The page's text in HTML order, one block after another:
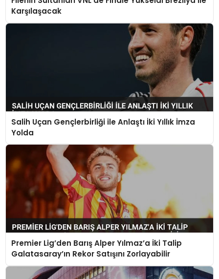
Karşılaşacak
Salih Uçan Gençlerbirliği ile Anlaştı İki Yıllık İmza
Yolda
Premier Lig’den Barış Alper Yılmaz’a İki Talip
Galatasaray’ın Rekor Satışını Zorlayabilir